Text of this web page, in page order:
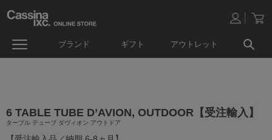
ブランド ギフト アウトレット
6 TABLE TUBE D’AVION, OUTDOOR【受注輸入】
ターブル テューブ ダヴィオン アウトドア